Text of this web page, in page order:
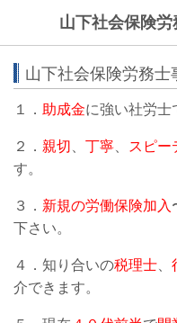
山下社会保険
山下社会保険労務
１． 助成金に強い社労士
２． 親切 丁寧 スピー
す。
３． 新規の労働保険加入
下さい。
４．知り合いの税理士
介できます。